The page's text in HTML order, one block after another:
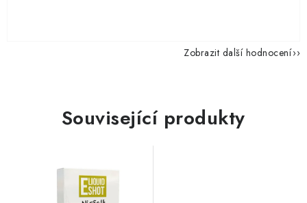
Zobrazit další hodnocení
Související produkty